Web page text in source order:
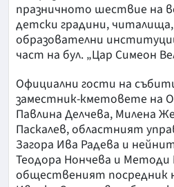
празничното шествие на
детски градини,
образователни
част на бул. „Цар Симеон
Официални гости на
заместник-кметовете на
Павлина Делчева, Милена
Паскалев, областният
Загора Ива Радева и
Теодора Нончева и Методи
общественият посредник